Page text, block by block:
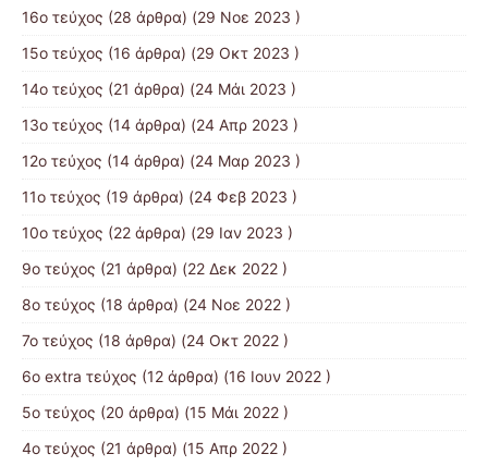
16ο τεύχος (28 άρθρα) (29 Νοε 2023 )
15ο τεύχος (16 άρθρα) (29 Οκτ 2023 )
14ο τεύχος (21 άρθρα) (24 Μάι 2023 )
13ο τεύχος (14 άρθρα) (24 Απρ 2023 )
12ο τεύχος (14 άρθρα) (24 Μαρ 2023 )
11ο τεύχος (19 άρθρα) (24 Φεβ 2023 )
10o τεύχος (22 άρθρα) (29 Ιαν 2023 )
9ο τεύχος (21 άρθρα) (22 Δεκ 2022 )
8ο τεύχος (18 άρθρα) (24 Νοε 2022 )
7ο τεύχος (18 άρθρα) (24 Οκτ 2022 )
6ο extra τεύχος (12 άρθρα) (16 Ιουν 2022 )
5ο τεύχος (20 άρθρα) (15 Μάι 2022 )
4ο τεύχος (21 άρθρα) (15 Απρ 2022 )